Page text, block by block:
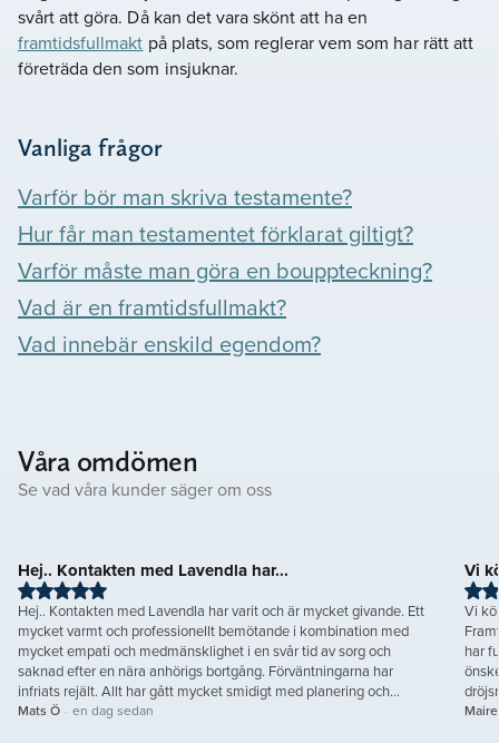
svårt att göra. Då kan det vara skönt att ha en
framtidsfullmakt på plats, som reglerar vem som har rätt att
företräda den som insjuknar.
Vanliga frågor
Varför bör man skriva testamente?
Hur får man testamentet förklarat giltigt?
Varför måste man göra en bouppteckning?
Vad är en framtidsfullmakt?
Vad innebär enskild egendom?
Våra omdömen
Se vad våra kunder säger om oss
Hej.. Kontakten med Lavendla har...
Hej.. Kontakten med Lavendla har varit och är mycket givande. Ett
mycket varmt och professionellt bemötande i kombination med
mycket empati och medmänsklighet i en svår tid av sorg och
saknad efter en nära anhörigs bortgång. Förväntningarna har
infriats rejält. Allt har gått mycket smidigt med planering och
genomförande av det administrativa och det praktiska. Bra dialog,
Mats Ö · en dag sedan
Vi
Vi
har